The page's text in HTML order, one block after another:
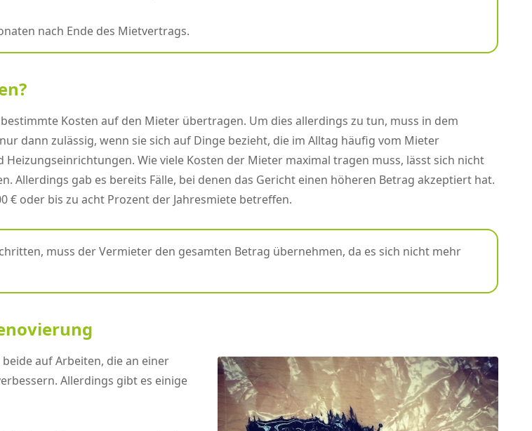
nach Ende des Mietvertrags.
Kosten auf den Mieter übertragen. Um dies allerdings zu tun, muss in dem
dann zulässig, wenn sie sich auf Dinge bezieht, die im Alltag häufig vom Mieter
Wie viele Kosten der Mieter maximal tragen muss, lässt sich nicht
Allerdings gab es bereits Fälle, bei denen das Gericht einen höheren Betrag akzeptiert hat.
€ oder bis zu acht Prozent der Jahresmiete betreffen.
muss der Vermieter den gesamten Betrag übernehmen, da es sich nicht mehr
auf Arbeiten, die an einer
Allerdings gibt es einige